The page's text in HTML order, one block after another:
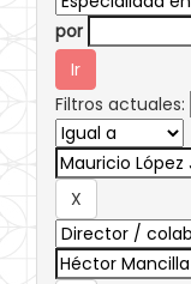
por
Filtros actuales: